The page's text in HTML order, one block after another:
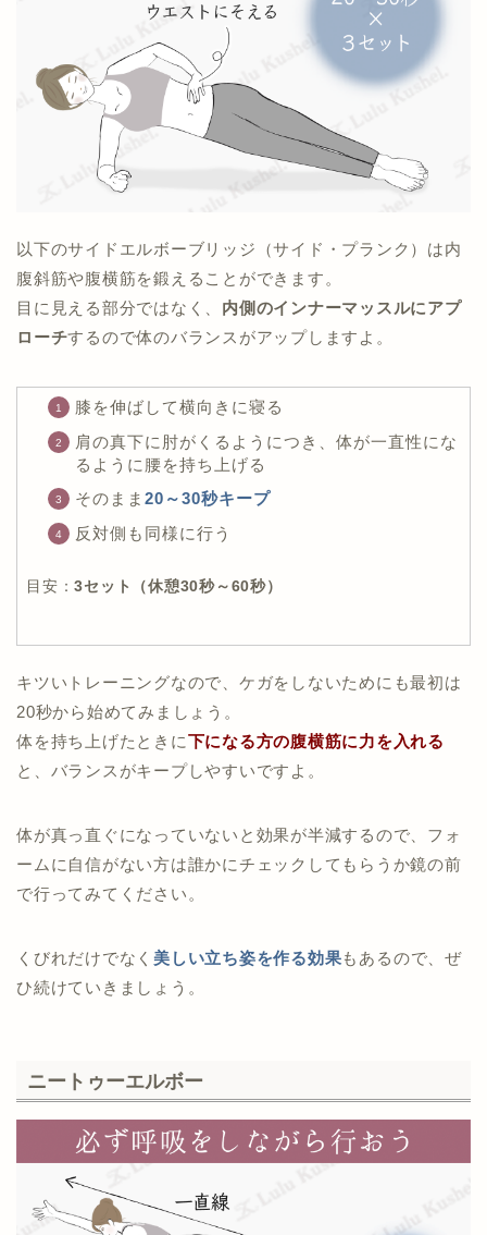
以下のサイドエルボーブリッジ（サイド・プランク）は内
腹斜筋や腹横筋を鍛えることができます。
目に見える部分ではなく、 内側のインナーマッスルにアプ
ローチするので体のバランスがアップしますよ。
膝を伸ばして横向きに寝る
肩の真下に肘がくるようにつき、体が一直性にな
るように腰を持ち上げる
そのまま 20～30秒キープ
反対側も同様に行う
目安：3セット（休憩30秒～60秒）
キツいトレーニングなので、ケガをしないためにも最初は
20秒から始めてみましょう。
体を持ち上げたときに下になる方の腹横筋に力を入れる
と、バランスがキープしやすいですよ。
体が真っ直ぐになっていないと効果が半減するので、フォ
ームに自信がない方は誰かにチェックしてもらうか鏡の前
で行ってみてください。
くびれだけでなく美しい立ち姿を作る効果もあるので、ぜ
ひ続けていきましょう。
ニートゥーエルボー